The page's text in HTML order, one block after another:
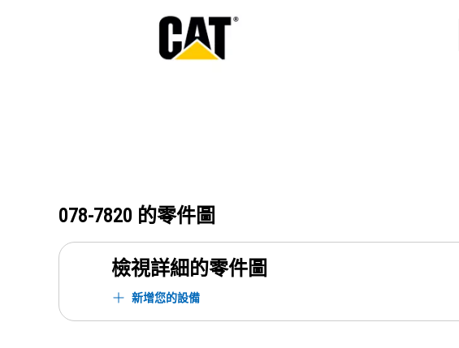
078-7820 的零件圖
檢視詳細的零件圖
新增您的設備